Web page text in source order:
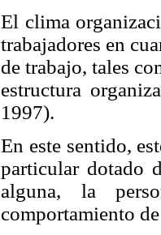
El clima
trabajadores en
de trabajo, tales
estructura
1997).
En este sentido,
particular dotado
alguna, la
comportamiento